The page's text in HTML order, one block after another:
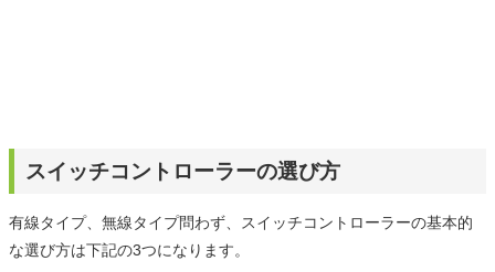
スイッチコントローラーの選び方
有線タイプ、無線タイプ問わず、スイッチコントローラーの基本的
な選び方は下記の3つになります。